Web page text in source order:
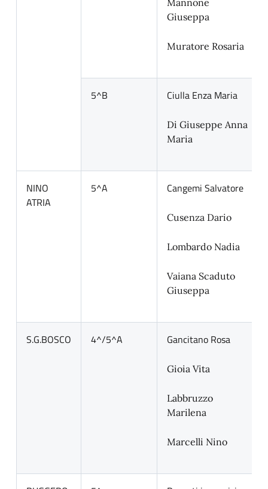
Mannone
Giuseppa
Muratore Rosaria
5^B Ciulla Enza Maria
Di Giuseppe Anna
Maria
NINO
ATRIA
5^A Cangemi Salvatore
Cusenza Dario
Lombardo Nadia
Vaiana Scaduto
Giuseppa
S.G.BOSCO 4^/5^A Gancitano Rosa
Gioia Vita
Labbruzzo
Marilena
Marcelli Nino